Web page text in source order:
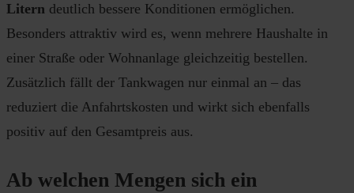
Litern deutlich bessere Konditionen ermöglichen.
Besonders attraktiv wird es, wenn mehrere Haushalte in
einer Straße oder Wohnanlage gleichzeitig bestellen.
Zusätzlich fällt der Tankwagen nur einmal an – das
reduziert die Anfahrtskosten und wirkt sich ebenfalls
positiv auf den Gesamtpreis aus.
Ab welchen Mengen sich ein